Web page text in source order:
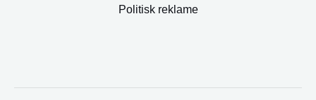
Politisk reklame